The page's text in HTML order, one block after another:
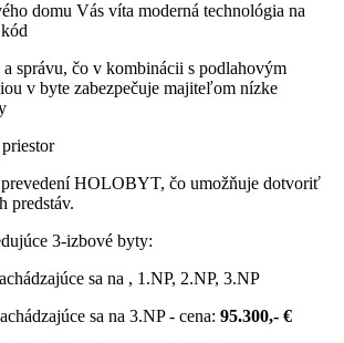
domu Vás víta moderná technológia na
správu, čo v kombinácii s podlahovým
v byte zabezpečuje majiteľom nízke
HOLOBYT, čo umožňuje dotvoriť
predstáv.
3-izbové byty:
sa na , 1.NP, 2.NP, 3.NP
sa na 3.NP - cena: 95.300,- €